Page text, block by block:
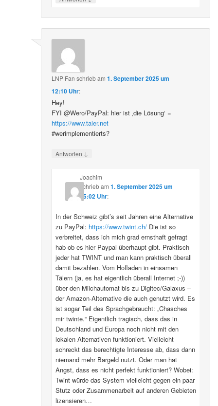
LNP Fan schriebam1. September 2025 um
12:10 Uhr:
Hey!
FYI @Wero/PayPal: hier ist ‚die Lösung‘ =
https://www.taler.net
#werimplementierts?
Antworten ↓
Joachim
schriebam 1. September 2025 um
15:02 Uhr:
In der Schweiz gibt’s seit Jahren eine Alternative
zu PayPal: https://www.twint.ch/Die ist so
verbreitet, dass ich mich grad ernsthaft gefragt
hab ob es hier Paypal überhaupt gibt. Praktisch
jeder hat TWINT und man kann praktisch überall
damit bezahlen. Vom Hofladen in einsamen
Tälern (ja, es hat eigentlich überall Internet ;-))
über den Milchautomat bis zu Digitec/Galaxus –
der Amazon-Alternative die auch genutzt wird. Es
ist sogar Teil des Sprachgebraucht: „Chasches
mir twinte.“ Eigentlich tragisch, dass das in
Deutschland und Europa noch nicht mit den
lokalen Alternativen funktioniert. Vielleicht
schreckt das berechtigte Interesse ab, dass dann
niemand mehr Bargeld nutzt. Oder man hat
Angst, dass es nicht perfekt funktioniert? Wobei:
Twint würde das System vielleicht gegen ein paar
Stutz oder Zusammenarbeit auf anderen Gebieten
lizensieren…